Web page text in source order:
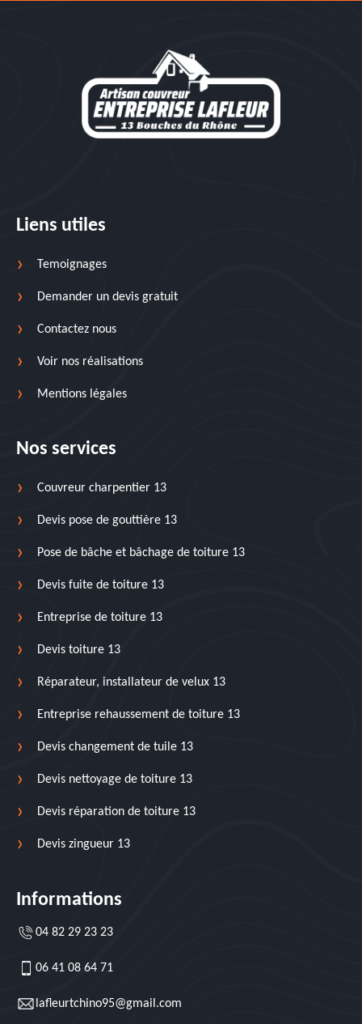
Liens utiles
Temoignages
Demander un devis gratuit
Contactez nous
Voir nos réalisations
Mentions légales
Nos services
Couvreur charpentier 13
Devis pose de gouttière 13
Pose de bâche et bâchage de toiture 13
Devis fuite de toiture 13
Entreprise de toiture 13
Devis toiture 13
Réparateur, installateur de velux 13
Entreprise rehaussement de toiture 13
Devis changement de tuile 13
Devis nettoyage de toiture 13
Devis réparation de toiture 13
Devis zingueur 13
Informations
04 82 29 23 23
06 41 08 64 71
lafleurtchino95@gmail.com